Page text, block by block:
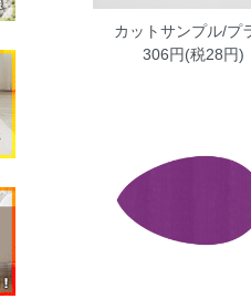
カットサンプル/プ
306円(税28円)